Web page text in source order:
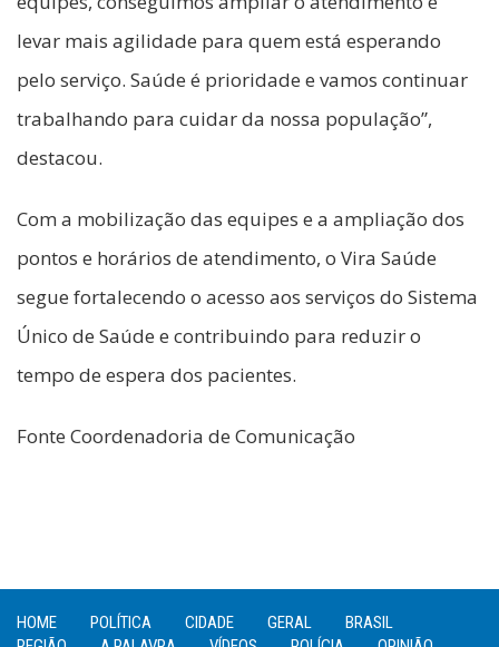
levar mais agilidade para quem está esperando
pelo serviço. Saúde é prioridade e vamos continuar
trabalhando para cuidar da nossa população”,
destacou.
Com a mobilização das equipes e a ampliação dos
pontos e horários de atendimento, o Vira Saúde
segue fortalecendo o acesso aos serviços do Sistema
Único de Saúde e contribuindo para reduzir o
tempo de espera dos pacientes.
Fonte Coordenadoria de Comunicação
HOME POLÍTICA CIDADE GERAL
BRASIL